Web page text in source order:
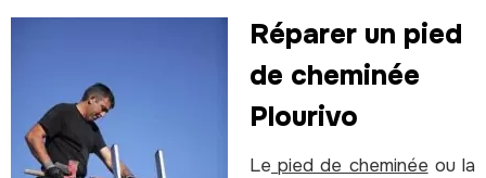
Réparer un pied
de cheminée
Plourivo
Le pied de cheminée ou la